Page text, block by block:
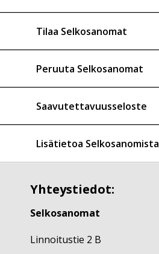
Tilaa Selkosanomat
Peruuta Selkosanomat
Saavutettavuusseloste
Lisätietoa Selkosanomista
Yhteystiedot:
Selkosanomat
Linnoitustie 2 B